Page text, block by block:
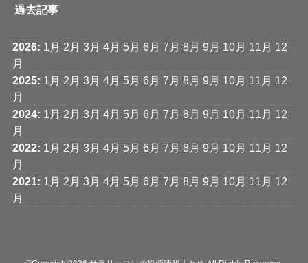
過去記事
2026: 1月 2月 3月 4月 5月 6月 7月 8月 9月 10月 11月 12
月
2025: 1月 2月 3月 4月 5月 6月 7月 8月 9月 10月 11月 12
月
2024: 1月 2月 3月 4月 5月 6月 7月 8月 9月 10月 11月 12
月
2022: 1月 2月 3月 4月 5月 6月 7月 8月 9月 10月 11月 12
月
2021 : 1月 2月 3月 4月 5月 6月 7月 8月 9月 10月 11月 12
月